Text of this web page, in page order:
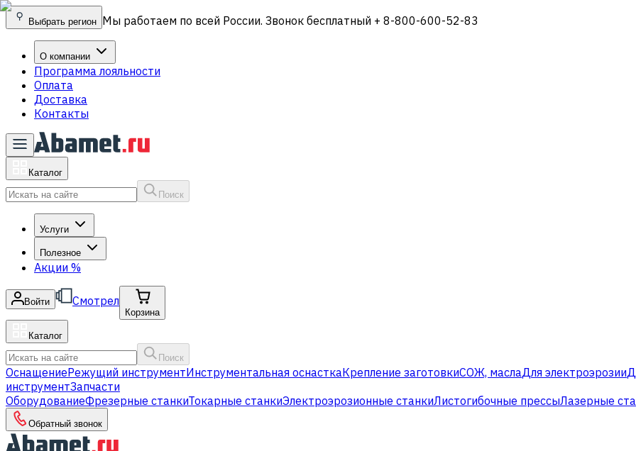
Выбрать регион Мы работаем по всей России. Звонок бесплатный + 8-800-600-52-83
О компании
Программа лояльности
Оплата
Доставка
Контакты
Каталог
Поиск
Услуги
Полезное
Акции %
Войти Смотрел
Корзина
Каталог
Поиск
ОснащениеРежущий инструментИнструментальная оснасткаКрепление заготовкиСОЖ, маслаДля электроэрозии
инструментЗапчасти
ОборудованиеФрезерные станкиТокарные станкиЭлектроэрозионные станкиЛистогибочные прессыЛазерные
Обратный звонок